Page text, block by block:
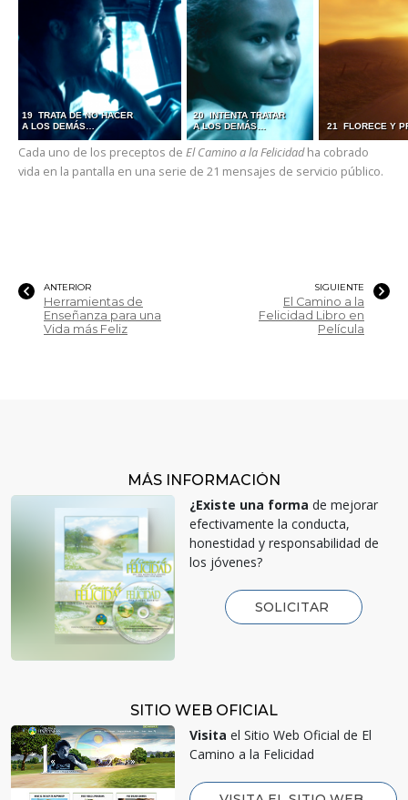
19 TRATA DE NO HACER
A LOS DEMÁS…
20 INTENTA TRATAR
A LOS DEMÁS…
21 FLORECE Y
Cada uno de los preceptos de El Camino a la Felicidadha cobrado
vida en la pantalla en una serie de 21 mensajes de servicio público.
ANTERIOR
Herramientas de
Enseñanza para una
Vida más Feliz
SIGUIENTE
El Camino a la
Felicidad Libro en
Película
MÁS INFORMACIÓN
¿Existe una forma de mejorar
efectivamente la conducta,
honestidad y responsabilidad de
los jóvenes?
SOLICITAR
SITIO WEB OFICIAL
Visita el Sitio Web Oficial de El
Camino a la Felicidad